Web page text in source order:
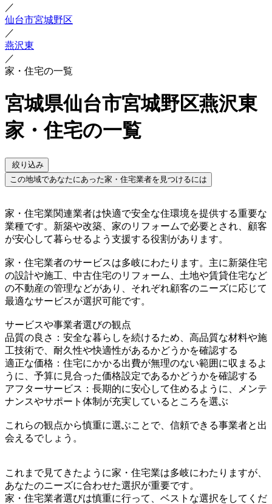
／
仙台市宮城野区
／
燕沢東
／
家・住宅の一覧
宮城県仙台市宮城野区燕沢東
家・住宅の一覧
絞り込み
この地域であなたにあった家・住宅業者を見つけるには
家・住宅業関連業者は快適で安全な住環境を提供する重要な
業種です。新築や改築、家のリフォームで必要とされ、顧客
が安心して暮らせるよう支援する役割があります。
家・住宅業者のサービスは多岐にわたります。主に新築住宅
の設計や施工、中古住宅のリフォーム、土地や賃貸住宅など
の不動産の管理などがあり、それぞれ顧客のニーズに応じて
最適なサービスが選択可能です。
サービスや事業者選びの観点
品質の良さ：安全な暮らしを続けるため、高品質な材料や施
工技術で、耐久性や快適性があるかどうかを確認する
適正な価格：住宅にかかる出費が無理のない範囲に収まるよ
うに、予算に見合った価格設定であるかどうかを確認する
アフターサービス：長期的に安心して住めるように、メンテ
ナンスやサポート体制が充実しているところを選ぶ
これらの観点から慎重に選ぶことで、信頼できる事業者と出
会えるでしょう。
これまで見てきたように家・住宅業は多岐にわたりますが、
あなたのニーズに合わせた選択が重要です。
家・住宅業者選びは慎重に行って、ベストな選択をしてくだ